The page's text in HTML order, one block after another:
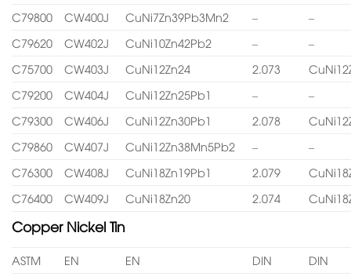
C79800
CW400J CuNi7Zn39Pb3Mn2 –
–
C79620
CW402J CuNi10Zn42Pb2 –
–
C75700
CW403J CuNi12Zn24 2.073
C79200
CW404J CuNi12Zn25Pb1 –
–
C79300
CW406J CuNi12Zn30Pb1 2.078
C79860
CW407J CuNi12Zn38Mn5Pb2 –
–
C76300
CW408J CuNi18Zn19Pb1 2.079
C76400
CW409J CuNi18Zn20 2.074
Copper Nickel Tin
ASTM EN EN DIN
DIN